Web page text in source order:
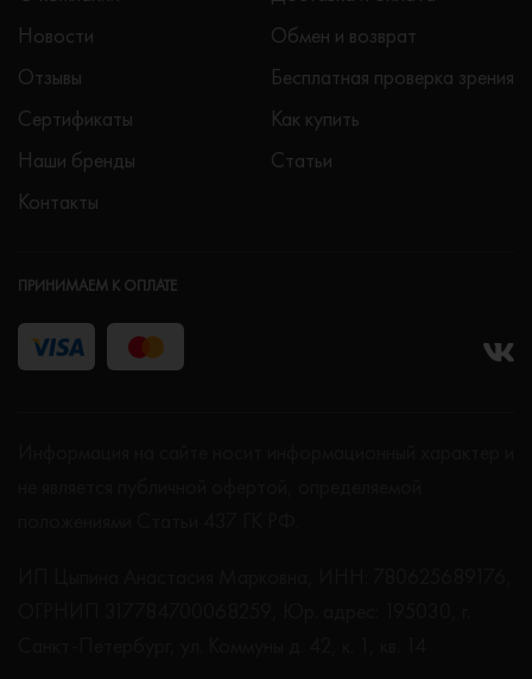
Новости
Отзывы
Сертификаты
Наши бренды
Контакты
Обмен и возврат
Бесплатная проверка зрения
Как купить
Статьи
ПРИНИМАЕМ К ОПЛАТЕ